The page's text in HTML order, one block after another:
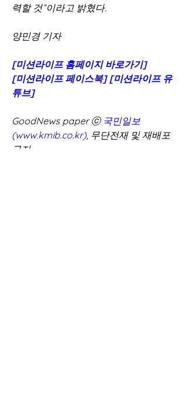
력할 것”이라고 밝혔다.
양민경 기자
[미션라이프 홈페이지 바로가기]
[미션라이프 페이스북] [미션라이프 유
튜브]
GoodNews paper ⓒ 국민일보
(www.kmib.co.kr), 무단전재 및 재배포
금지